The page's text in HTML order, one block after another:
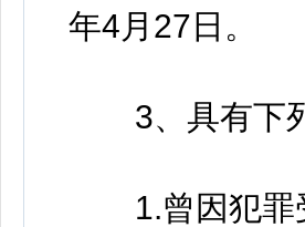
年4月27日。
3、具有下列
1.曾因犯罪受